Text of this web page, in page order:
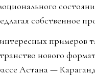
собственное
примеров
нового
Астана —